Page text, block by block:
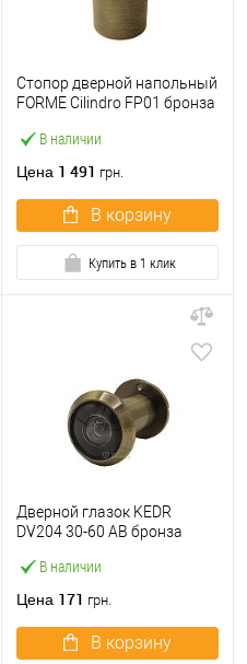
В наличии
Стопор дверной напольный
FORME Cilindro FP01 бронза
Цена 1 491 грн.
В корзину
Купить в 1 клик
В наличии
Дверной глазок KEDR
DV204 30-60 AB бронза
Цена 171 грн.
В корзину